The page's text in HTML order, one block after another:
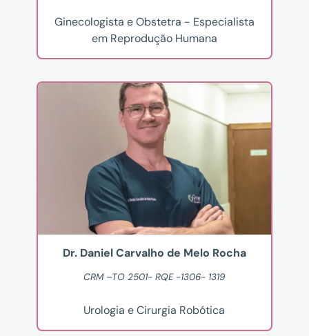
Ginecologista e Obstetra - Especialista
em Reprodução Humana
Dr. Daniel Carvalho de Melo Rocha
CRM –TO 2501- RQE -1306- 1319
Urologia e Cirurgia Robótica